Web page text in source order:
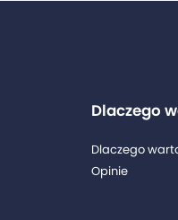
Dlaczego
Dlaczego
Opinie